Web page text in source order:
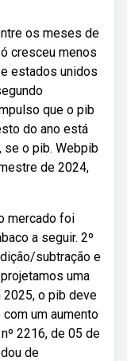
os meses de
cresceu menos
estados unidos
que o pib
do ano está
se o pib. Webpib
de 2024,
mercado foi
a seguir. 2º
subtração e
uma
2025, o pib deve
um aumento
2216, de 05 de
de